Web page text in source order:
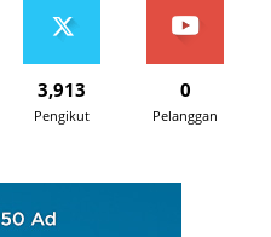
3,913
Pengikut
0
Pelanggan